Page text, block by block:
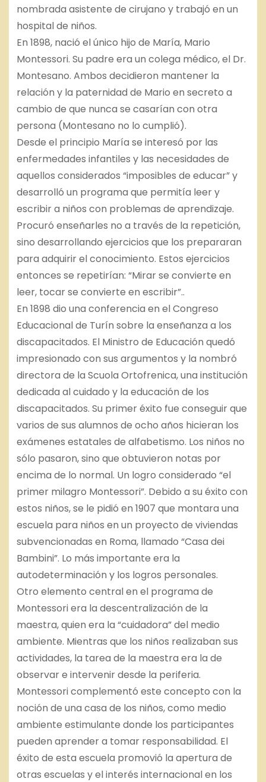
nombrada asistente de cirujano y trabajó en un
hospital de niños.
En 1898, nació el único hijo de María, Mario
Montessori. Su padre era un colega médico, el Dr.
Montesano. Ambos decidieron mantener la
relación y la paternidad de Mario en secreto a
cambio de que nunca se casarían con otra
persona (Montesano no lo cumplió).
Desde el principio María se interesó por las
enfermedades infantiles y las necesidades de
aquellos considerados “imposibles de educar” y
desarrolló un programa que permitía leer y
escribir a niños con problemas de aprendizaje.
Procuró enseñarles no a través de la repetición,
sino desarrollando ejercicios que los prepararan
para adquirir el conocimiento. Estos ejercicios
entonces se repetirían: “Mirar se convierte en
leer, tocar se convierte en escribir”..
En 1898 dio una conferencia en el Congreso
Educacional de Turín sobre la enseñanza a los
discapacitados. El Ministro de Educación quedó
impresionado con sus argumentos y la nombró
directora de la Scuola Ortofrenica, una institución
dedicada al cuidado y la educación de los
discapacitados. Su primer éxito fue conseguir que
varios de sus alumnos de ocho años hicieran los
exámenes estatales de alfabetismo. Los niños no
sólo pasaron, sino que obtuvieron notas por
encima de lo normal. Un logro considerado “el
primer milagro Montessori”. Debido a su éxito con
estos niños, se le pidió en 1907 que montara una
escuela para niños en un proyecto de viviendas
subvencionadas en Roma, llamado “Casa dei
Bambini”. Lo más importante era la
autodeterminación y los logros personales.
Otro elemento central en el programa de
Montessori era la descentralización de la
maestra, quien era la “cuidadora” del medio
ambiente. Mientras que los niños realizaban sus
actividades, la tarea de la maestra era la de
observar e intervenir desde la periferia.
Montessori complementó este concepto con la
noción de una casa de los niños, como medio
ambiente estimulante donde los participantes
pueden aprender a tomar responsabilidad. El
éxito de esta escuela promovió la apertura de
otras escuelas y el interés internacional en los